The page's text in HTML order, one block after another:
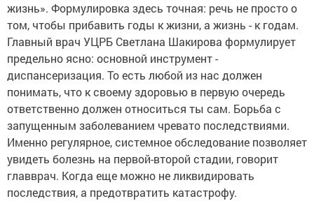
жизнь». Формулировка здесь точная: речь не просто о
том, чтобы прибавить годы к жизни, а жизнь - к годам.
Главный врач УЦРБ Светлана Шакирова формулирует
предельно ясно: основной инструмент -
диспансеризация. То есть любой из нас должен
понимать, что к своему здоровью в первую очередь
ответственно должен относиться ты сам. Борьба с
запущенным заболеванием чревато последствиями.
Именно регулярное, системное обследование позволяет
увидеть болезнь на первой-второй стадии, говорит
главврач. Когда еще можно не ликвидировать
последствия, а предотвратить катастрофу.